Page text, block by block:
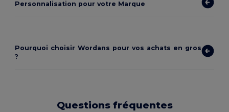
Personnalisation pour votre Marque
Pourquoi choisir Wordans pour vos achats en gros
?
Questions fréquentes